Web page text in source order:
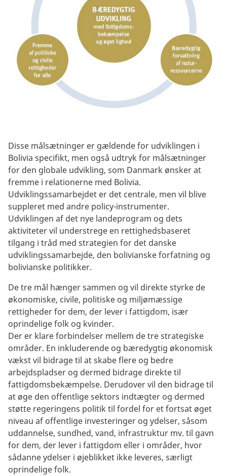
Disse målsætninger er gældende for udviklingen i
Bolivia specifikt, men også udtryk for målsætninger
for den globale udvikling, som Danmark ønsker at
fremme i relationerne med Bolivia.
Udviklingssamarbejdet er det centrale, men vil blive
suppleret med andre policy-instrumenter.
Udviklingen af det nye landeprogram og dets
aktiviteter vil understrege en rettighedsbaseret
tilgang i tråd med strategien for det danske
udviklingssamarbejde, den bolivianske forfatning og
bolivianske politikker.
De tre mål hænger sammen og vil direkte styrke de
økonomiske, civile, politiske og miljømæssige
rettigheder for dem, der lever i fattigdom, især
oprindelige folk og kvinder.
Der er klare forbindelser mellem de tre strategiske
områder. En inkluderende og bæredygtig økonomisk
vækst vil bidrage til at skabe flere og bedre
arbejdspladser og dermed bidrage direkte til
fattigdomsbekæmpelse. Derudover vil den bidrage til
at øge den offentlige sektors indtægter og dermed
støtte regeringens politik til fordel for et fortsat øget
niveau af offentlige investeringer og ydelser, såsom
uddannelse, sundhed, vand, infrastruktur mv. til gavn
for dem, der lever i fattigdom eller i områder, hvor
sådanne ydelser i øjeblikket ikke leveres, særligt
oprindelige folk.